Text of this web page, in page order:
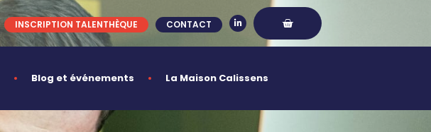
INSCRIPTION TALENTHÈQUE CONTACT
Blog et événements La Maison Calissens